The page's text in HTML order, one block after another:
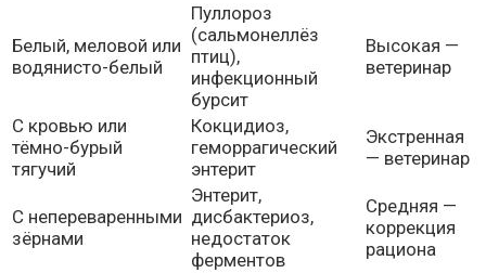
Белый, меловой или
водянисто-белый
Пуллороз
(сальмонеллёз
птиц),
инфекционный
бурсит
Высокая —
ветеринар
С кровью или
тёмно-бурый
тягучий
Кокцидиоз,
геморрагический
энтерит
Экстренная
— ветеринар
С непереваренными
зёрнами
Энтерит,
дисбактериоз,
недостаток
ферментов
Средняя —
коррекция
рациона